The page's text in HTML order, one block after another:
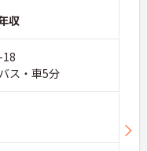
収
18
ス・車5分